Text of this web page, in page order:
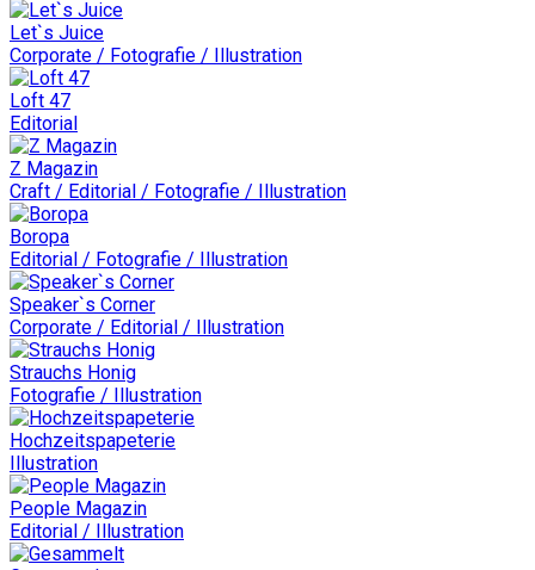
Let`s Juice
Corporate / Fotografie / Illustration
Loft 47
Editorial
Z Magazin
Craft / Editorial / Fotografie / Illustration
Boropa
Editorial / Fotografie / Illustration
Speaker`s Corner
Corporate / Editorial / Illustration
Strauchs Honig
Fotografie / Illustration
Hochzeitspapeterie
Illustration
People Magazin
Editorial / Illustration